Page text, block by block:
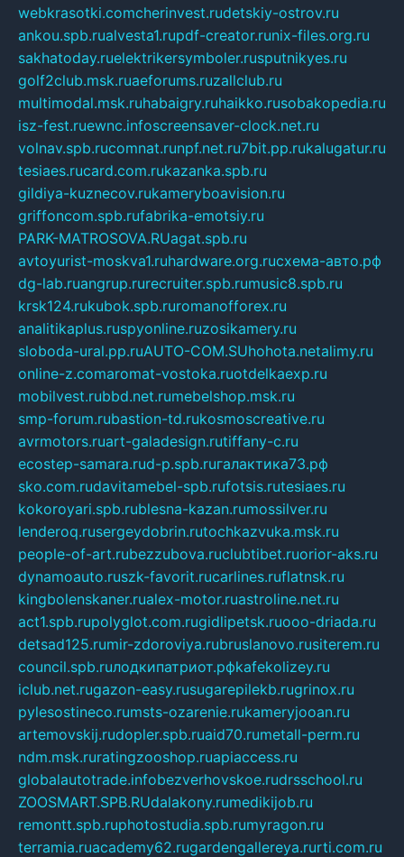
webkrasotki.comcherinvest.rudetskiy-ostrov.ru
ankou.spb.rualvesta1.rupdf-creator.runix-files.org.ru
sakhatoday.ruelektrikersymboler.rusputnikyes.ru
golf2club.msk.ruaeforums.ruzallclub.ru
multimodal.msk.ruhabaigry.ruhaikko.rusobakopedia.ru
isz-fest.ruewnc.infoscreensaver-clock.net.ru
volnav.spb.rucomnat.runpf.net.ru7bit.pp.rukalugatur.ru
tesiaes.rucard.com.rukazanka.spb.ru
gildiya-kuznecov.rukameryboavision.ru
griffoncom.spb.rufabrika-emotsiy.ru
PARK-MATROSOVA.RUagat.spb.ru
avtoyurist-moskva1.ruhardware.org.ruсхема-авто.рф
dg-lab.ruangrup.rurecruiter.spb.rumusic8.spb.ru
krsk124.rukubok.spb.ruromanofforex.ru
analitikaplus.ruspyonline.ruzosikamery.ru
sloboda-ural.pp.ruAUTO-COM.SUhohota.netalimy.ru
online-z.comaromat-vostoka.ruotdelkaexp.ru
mobilvest.rubbd.net.rumebelshop.msk.ru
smp-forum.rubastion-td.rukosmoscreative.ru
avrmotors.ruart-galadesign.rutiffany-c.ru
ecostep-samara.rud-p.spb.ruгалактика73.рф
sko.com.rudavitamebel-spb.rufotsis.rutesiaes.ru
kokoroyari.spb.rublesna-kazan.rumossilver.ru
lenderoq.rusergeydobrin.rutochkazvuka.msk.ru
people-of-art.rubezzubova.ruclubtibet.ruorior-aks.ru
dynamoauto.ruszk-favorit.rucarlines.ruflatnsk.ru
kingbolenskaner.rualex-motor.ruastroline.net.ru
act1.spb.rupolyglot.com.rugidlipetsk.ruooo-driada.ru
detsad125.rumir-zdoroviya.rubruslanovo.rusiterem.ru
council.spb.ruлодкипатриот.рфkafekolizey.ru
iclub.net.rugazon-easy.rusugarepilekb.rugrinox.ru
pylesostineco.rumsts-ozarenie.rukameryjooan.ru
artemovskij.rudopler.spb.ruaid70.rumetall-perm.ru
ndm.msk.ruratingzooshop.ruapiaccess.ru
globalautotrade.infobezverhovskoe.rudrsschool.ru
ZOOSMART.SPB.RUdalakony.rumedikijob.ru
remontt.spb.ruphotostudia.spb.rumyragon.ru
terramia.ruacademy62.rugardengallereya.rurti.com.ru